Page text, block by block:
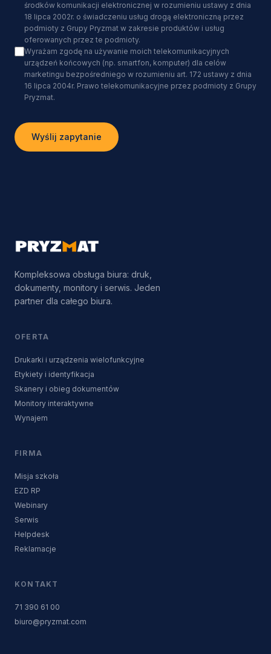
środków komunikacji elektronicznej w rozumieniu ustawy z dnia
18 lipca 2002r. o świadczeniu usług drogą elektroniczną przez
podmioty z Grupy Pryzmat w zakresie produktów i usług
oferowanych przez te podmioty.
Wyrażam zgodę na używanie moich telekomunikacyjnych
urządzeń końcowych (np. smartfon, komputer) dla celów
marketingu bezpośredniego w rozumieniu art. 172 ustawy z dnia
16 lipca 2004r. Prawo telekomunikacyjne przez podmioty z Grupy
Pryzmat.
Wyślij zapytanie
Kompleksowa obsługa biura: druk,
dokumenty, monitory i serwis. Jeden
partner dla całego biura.
OFERTA
Drukarki i urządzenia wielofunkcyjne
Etykiety i identyfikacja
Skanery i obieg dokumentów
Monitory interaktywne
Wynajem
FIRMA
Misja szkoła
EZD RP
Webinary
Serwis
Helpdesk
Reklamacje
KONTAKT
71 390 61 00
biuro@pryzmat.com